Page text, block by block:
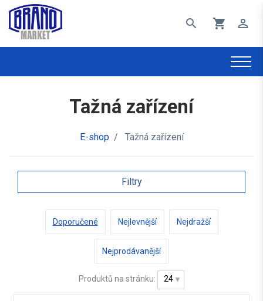
search shopping_cart perm_identity
Tažná zařízení
E-shop / Tažná zařízení
Filtry
Doporučené Nejlevnější Nejdražší
Nejprodávanější
Produktů na stránku: 24